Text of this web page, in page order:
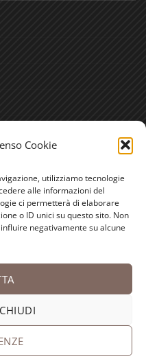
Cookie
utilizziamo tecnologie
alle informazioni del
ci permetterà di elaborare
o ID unici su questo sito. Non
negativamente su alcune
Express
Erboristeria Sant'Anna